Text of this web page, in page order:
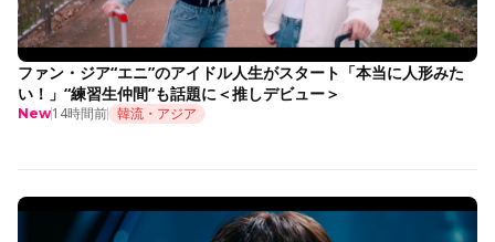
ファン・ジア“エニ”のアイドル人生がスタート「本当に人形みた
い！」“練習生仲間”も話題に＜推しデビュー＞
New14時間前 韓流・アジア